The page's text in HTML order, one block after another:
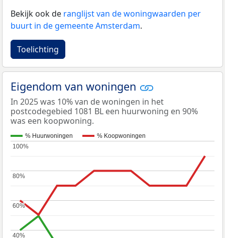
Bekijk ook de ranglijst van de woningwaarden per
buurt in de gemeente Amsterdam.
Toelichting
Eigendom van woningen
In 2025 was 10% van de woningen in het
postcodegebied 1081 BL een huurwoning en 90%
was een koopwoning.
% Huurwoningen % Koopwoningen
40%
40%
60%
60%
80%
80%
100%
100%